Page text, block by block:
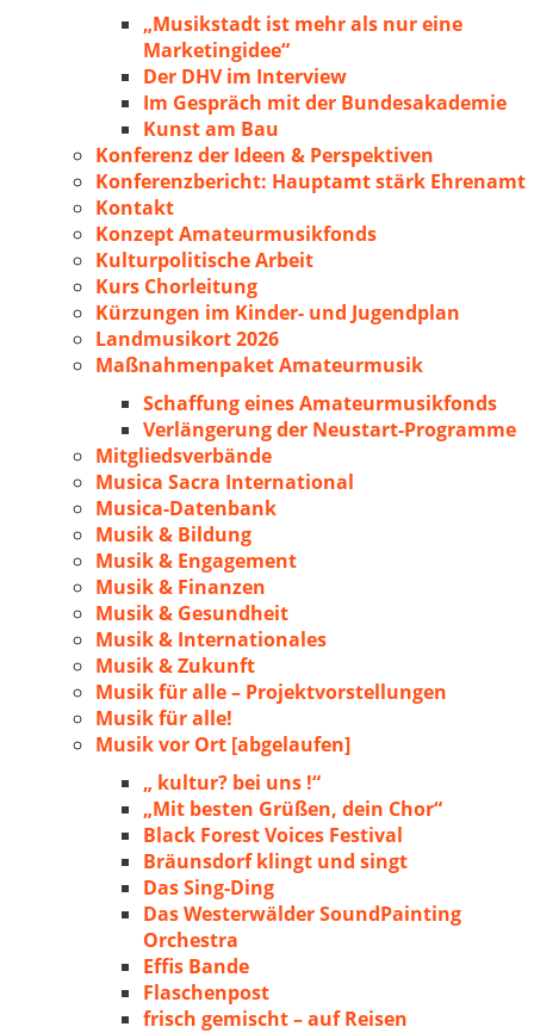
„Musikstadt ist mehr als nur eine
Marketingidee“
Der DHV im Interview
Im Gespräch mit der Bundesakademie
Kunst am Bau
Konferenz der Ideen & Perspektiven
Konferenzbericht: Hauptamt stärk Ehrenamt
Kontakt
Konzept Amateurmusikfonds
Kulturpolitische Arbeit
Kurs Chorleitung
Kürzungen im Kinder- und Jugendplan
Landmusikort 2026
Maßnahmenpaket Amateurmusik
Schaffung eines Amateurmusikfonds
Verlängerung der Neustart-Programme
Mitgliedsverbände
Musica Sacra International
Musica-Datenbank
Musik & Bildung
Musik & Engagement
Musik & Finanzen
Musik & Gesundheit
Musik & Internationales
Musik & Zukunft
Musik für alle – Projektvorstellungen
Musik für alle!
Musik vor Ort [abgelaufen]
„ kultur? bei uns !“
„Mit besten Grüßen, dein Chor“
Black Forest Voices Festival
Bräunsdorf klingt und singt
Das Sing-Ding
Das Westerwälder SoundPainting
Orchestra
Effis Bande
Flaschenpost
frisch gemischt – auf Reisen